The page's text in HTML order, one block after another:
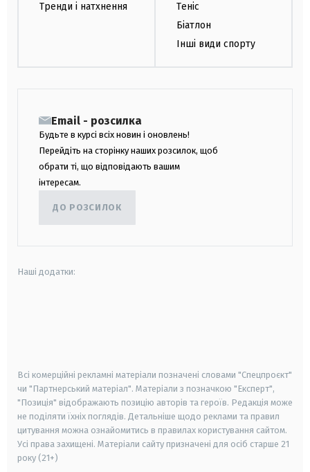
Тренди і натхнення
Теніс
Біатлон
Інші види спорту
Email - розсилка
Будьте в курсі всіх новин і оновлень!
Перейдіть на сторінку наших розсилок, щоб
обрати ті, що відповідають вашим
інтересам.
ДО РОЗСИЛОК
Наші додатки:
Всі комерційні рекламні матеріали позначені словами "Спецпроєкт"
чи "Партнерський матеріал". Матеріали з позначкою "Експерт",
"Позиція" відображають позицію авторів та героїв. Редакція може
не поділяти їхніх поглядів. Детальніше щодо реклами та правил
цитування можна ознайомитись в правилах користування сайтом.
Усі права захищені. Матеріали сайту призначені для осіб старше 21
року (21+)